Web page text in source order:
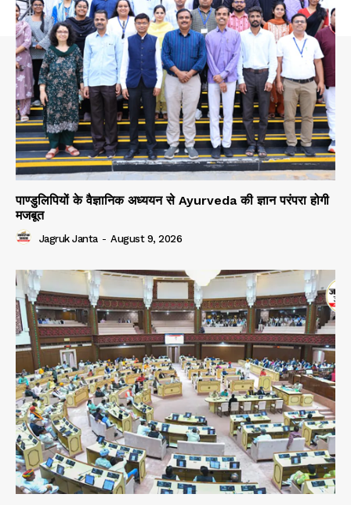
पाण्डुलिपियों के वैज्ञानिक अध्ययन से Ayurveda की ज्ञान परंपरा होगी
मजबूत
Jagruk Janta - August 9, 2026